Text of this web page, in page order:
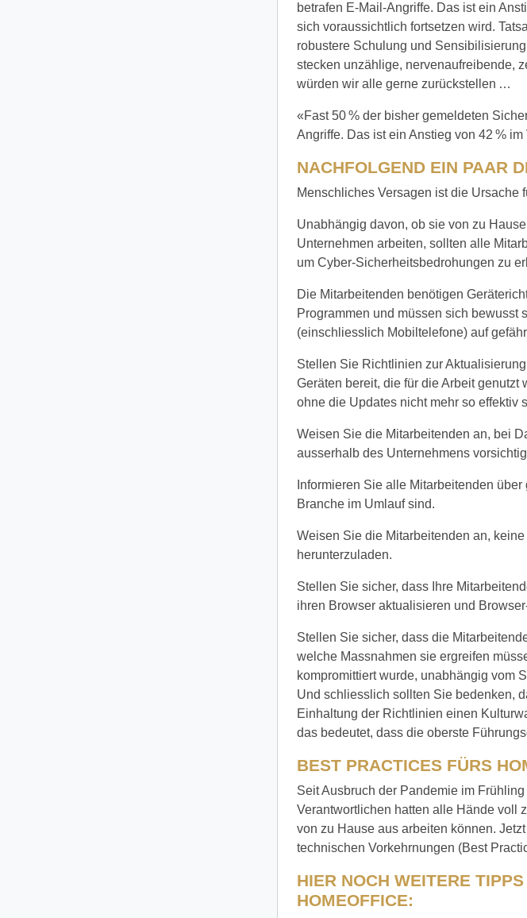
betrafen E-Mail-Angriffe. Das ist ein
sich voraussichtlich fortsetzen wird.
robustere Schulung und
stecken unzählige, nervenaufreibende,
würden wir alle gerne zurückstellen …
«Fast 50 % der bisher gemeldeten
Angriffe. Das ist ein Anstieg von 42 %
NACHFOLGEND EIN PAAR
Menschliches Versagen ist die Ursache
Unabhängig davon, ob sie von zu
Unternehmen arbeiten, sollten alle
um Cyber-Sicherheitsbedrohungen zu
Die Mitarbeitenden benötigen
Programmen und müssen sich bewusst
(einschliesslich Mobiltelefone) auf
Stellen Sie Richtlinien zur
Geräten bereit, die für die Arbeit
ohne die Updates nicht mehr so effektiv
Weisen Sie die Mitarbeitenden an, bei
ausserhalb des Unternehmens
Informieren Sie alle Mitarbeitenden
Branche im Umlauf sind.
Weisen Sie die Mitarbeitenden an,
herunterzuladen.
Stellen Sie sicher, dass Ihre
ihren Browser aktualisieren und
Stellen Sie sicher, dass die
welche Massnahmen sie ergreifen
kompromittiert wurde, unabhängig vom
Und schliesslich sollten Sie be­denken,
Einhaltung der Richtlinien einen
das bedeutet, dass die oberste
BEST PRACTICES FÜRS
Seit Ausbruch der Pandemie im
Verantwortlichen hatten alle Hände voll
von zu Hause aus arbeiten können.
technischen Vorkehrnungen (Best
HIER NOCH WEITERE
HOMEOFFICE: